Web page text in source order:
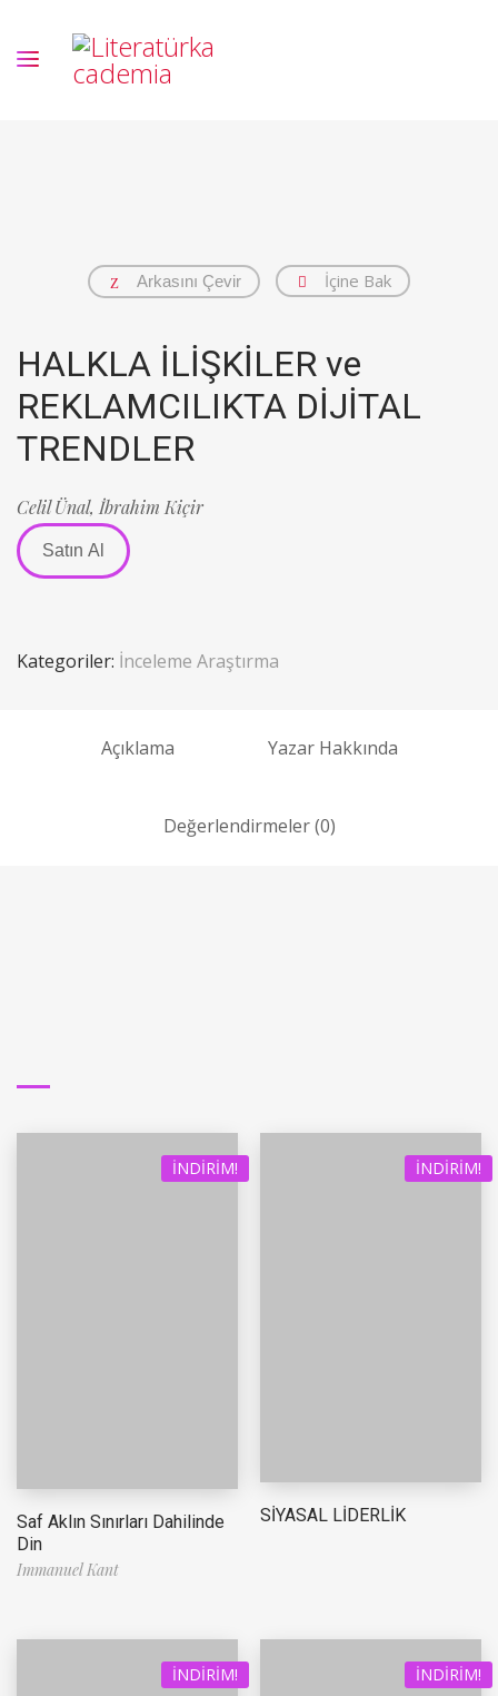
Arkasını Çevir İçine Bak
HALKLA İLİŞKİLER ve
REKLAMCILIKTA DİJİTAL
TRENDLER
Celil Ünal, İbrahim Kiçir
Satın Al
Kategoriler: İnceleme Araştırma
Açıklama Yazar Hakkında
Değerlendirmeler (0)
İNDIRIM!
Saf Aklın Sınırları Dahilinde
Din
Immanuel Kant
İNDIRIM!
SİYASAL LİDERLİK
İNDIRIM! İNDIRIM!